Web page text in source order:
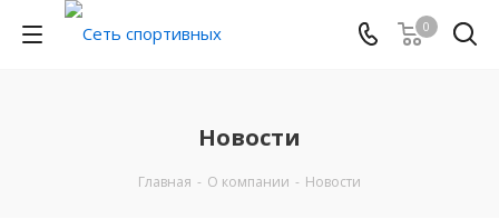
0
Новости
Главная - О компании - Новости